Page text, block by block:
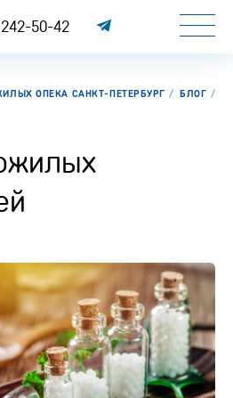
50-42
ОПЕКА САНКТ-ПЕТЕРБУРГ БЛОГ